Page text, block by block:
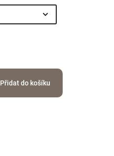
Přidat do košíku